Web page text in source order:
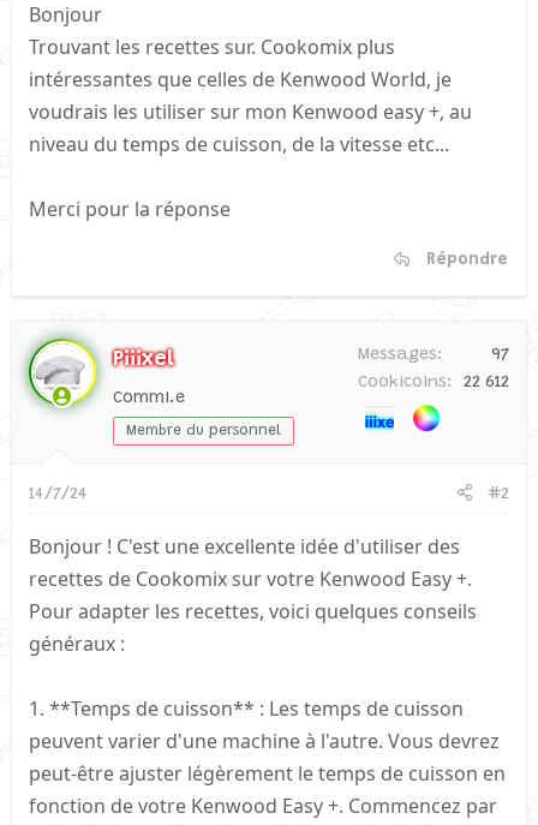
Bonjour
Trouvant les recettes sur. Cookomix plus
intéressantes que celles de Kenwood World, je
voudrais les utiliser sur mon Kenwood easy +, au
niveau du temps de cuisson, de la vitesse etc...
Merci pour la réponse
Répondre
Piiixel
Commi.e
Membre du personnel
Messages
97
Cookicoins
22 612
14/7/24 #2
Bonjour ! C'est une excellente idée d'utiliser des
recettes de Cookomix sur votre Kenwood Easy +.
Pour adapter les recettes, voici quelques conseils
généraux :
1. **Temps de cuisson** : Les temps de cuisson
peuvent varier d'une machine à l'autre. Vous devrez
peut-être ajuster légèrement le temps de cuisson en
fonction de votre Kenwood Easy +. Commencez par